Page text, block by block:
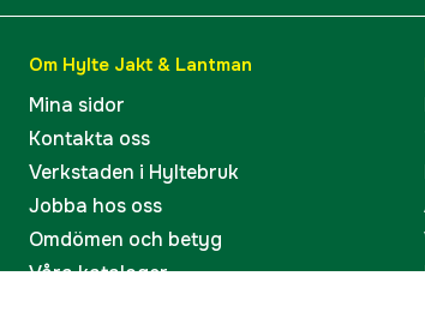
Om Hylte Jakt & Lantman
Mina sidor
Kontakta oss
Verkstaden i Hyltebruk
Jobba hos oss
Omdömen och betyg
Våra kataloger